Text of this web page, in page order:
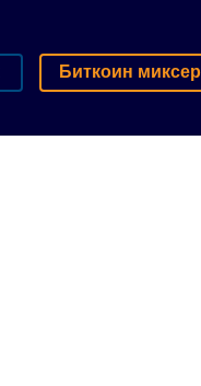
Биткоин миксер